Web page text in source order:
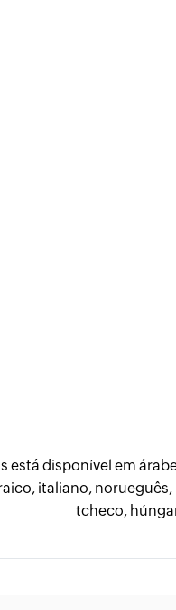
está disponível em
italiano,
tcheco,